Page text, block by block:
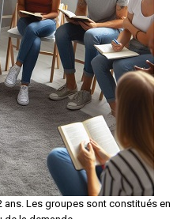
ans. Les groupes sont constitués en